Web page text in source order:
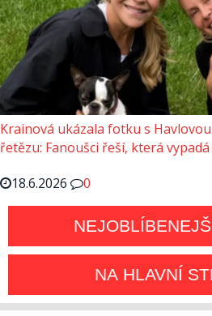
Krainová ukázala fotku s
řetězu: Fanoušci řeší, která vypadá
18.6.2026
0
NA HLAVNÍ